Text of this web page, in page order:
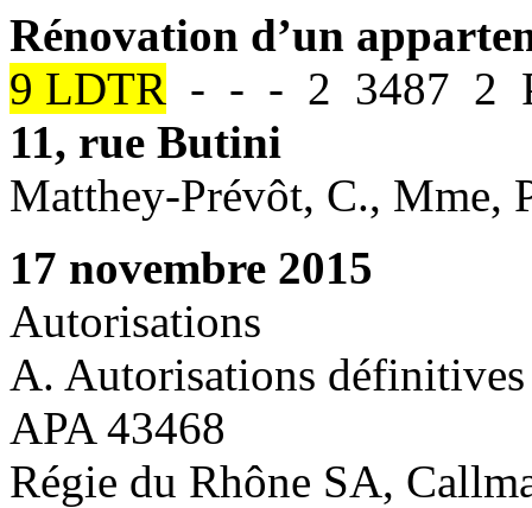
Rénovation d’un
9 LDTR - - - 2 3487 2
11, rue Butini
Matthey-Prévôt, C., Mme,
17 novembre 2015
Autorisations
A. Autorisations définitives
APA 43468
Régie du Rhône SA,